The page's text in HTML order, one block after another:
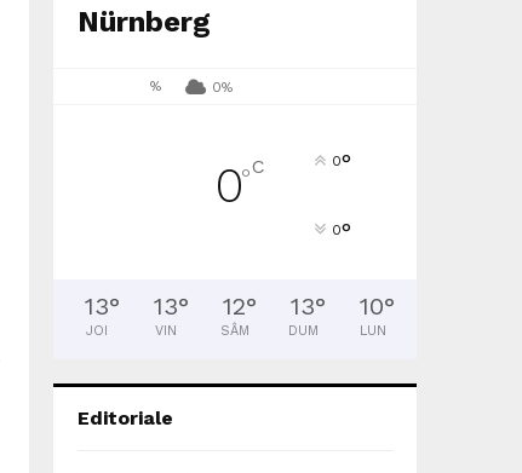
Nürnberg
% 0%
0°C 0°
0°
13°
JOI
13°
VIN
12°
SÂM
13°
DUM
10°
LUN
Editoriale